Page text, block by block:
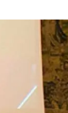
Programa
Visitante
Un lugar
Desarrollo